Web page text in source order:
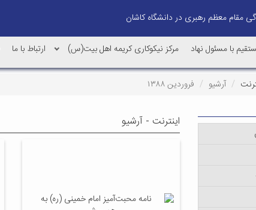
با مسئول نهاد مرکز نیکوکاری کریمه اهل بیت(س) ارتباط با ما
آرشیو فروردین ۱۳۸۸
اینترنت - آرشیو